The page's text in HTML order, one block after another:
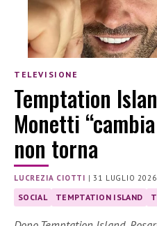
TELEVISIONE
Temptation
Monetti
non torna
LUCREZIA CIOTTI |31 LUGLIO 2026
SOCIAL TEMPTATION ISLAND